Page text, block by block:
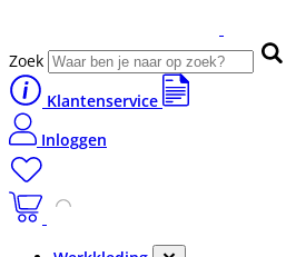
Zoek
Klantenservice
Inloggen